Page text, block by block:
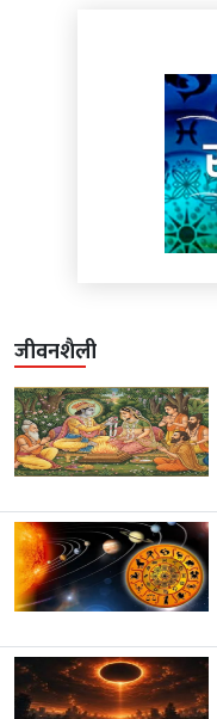
जीवनशैली